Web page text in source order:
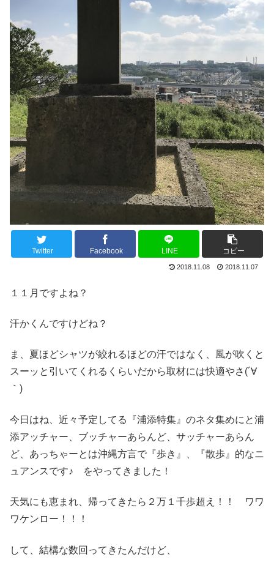
Twitter Facebook LINE コピー
2018.11.08 2018.11.07
１１月ですよね？
汗かくんですけどね？
ま、夏ほどシャツが絞れるほどの汗ではなく、風が吹くと
スーッと引いてくれるくらいだから取材には快適やさ(´∀
｀)
今日はね、近々予定してる『浦添特集』のネタ集めにと浦
添アッチャー、ブッチャーあらんど、サッチャーあらん
ど、あっちゃーとは沖縄方言で『歩き』、『散歩』的なニ
ュアンスです♪ をやってきました！
天気にも恵まれ、帰ってきたら２万１千歩超え！！ ワワ
ワケンロー！！！
して、結構な数回ってきたんだけど、